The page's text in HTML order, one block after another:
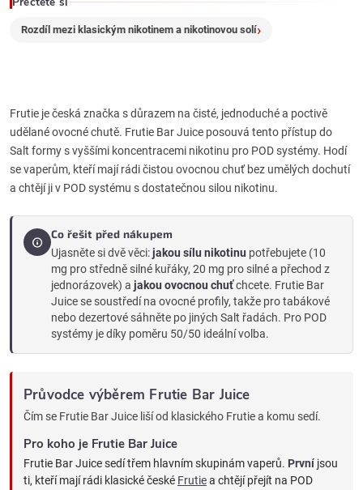
y
p
i
s
u
Rozdíl mezi klasickým nikotinem a nikotinovou solí
Frutie je česká značka s důrazem na čisté, jednoduché a poctivě
udělané ovocné chutě. Frutie Bar Juice posouvá tento přístup do
Salt formy s vyššími koncentracemi nikotinu pro POD systémy. Hodí
se vaperům, kteří mají rádi čistou ovocnou chuť bez umělých dochutí
a chtějí ji v POD systému s dostatečnou silou nikotinu.
Co řešit před nákupem
Ujasněte si dvě věci:jakou sílu nikotinu potřebujete (10
mg pro středně silné kuřáky, 20 mg pro silné a přechod z
jednorázovek) a jakou ovocnou chuťchcete. Frutie Bar
Juice se soustředí na ovocné profily, takže pro tabákové
nebo dezertové sáhněte po jiných Salt řadách. Pro POD
systémy je díky poměru 50/50 ideální volba.
Průvodce výběrem Frutie Bar Juice
Čím se Frutie Bar Juice liší od klasického Frutie a komu sedí.
Pro koho je Frutie Bar Juice
Frutie Bar Juice sedí třem hlavním skupinám vaperů. První jsou
ti, kteří mají rádi klasické české Frutiea chtějí přejít na POD